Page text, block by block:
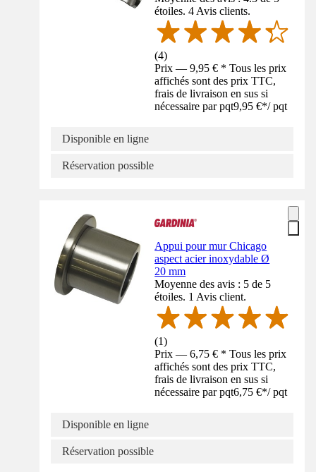
étoiles. 4 Avis clients.
(4)
Prix — 9,95 € * Tous les prix
affichés sont des prix TTC,
frais de livraison en sus si
nécessaire par pqt9,95 €*/ pqt
Disponible en ligne
Réservation possible
Appui pour mur Chicago
aspect acier inoxydable Ø
20 mm
Moyenne des avis : 5 de 5
étoiles. 1 Avis client.
(1)
Prix — 6,75 € * Tous les prix
affichés sont des prix TTC,
frais de livraison en sus si
nécessaire par pqt6,75 €*/ pqt
Disponible en ligne
Réservation possible